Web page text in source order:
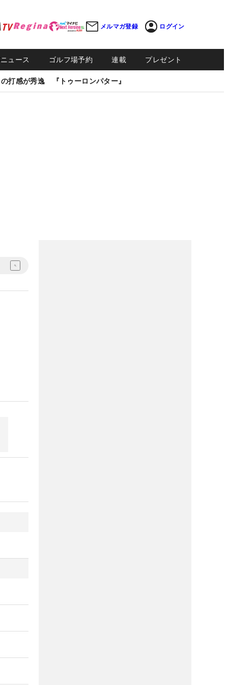
メルマガ登録 ログイン
ュース ゴルフ場予約 連載 プレゼント
打感が秀逸 『トゥーロンパター』